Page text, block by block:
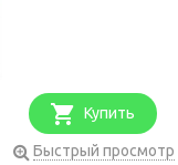
Купить
Быстрый просмотр